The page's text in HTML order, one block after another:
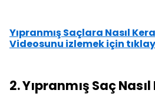
Yıpranmış Saçlara Nasıl
Videosunu izlemek için
2. Yıpranmış Saç